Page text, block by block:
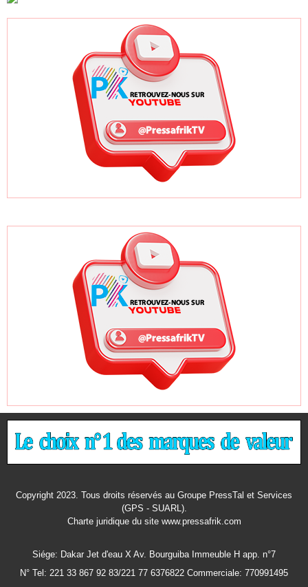
ODD
Copyright 2023. Tous droits réservés au Groupe PressTal et Services
(GPS - SUARL).
Charte juridiquedu site www.pressafrik.com
Siége: Dakar Jet d'eau X Av. Bourguiba Immeuble H app. n°7
N° Tel: 221 33 867 92 83/221 77 6376822 Commerciale: 770991495